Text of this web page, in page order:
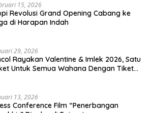
15, 2026
Revolusi Grand Opening Cabang ke
di Harapan Indah
29, 2026
Rayakan Valentine & Imlek 2026, Satu
Untuk Semua Wahana Dengan Tiket
13, 2026
Conference Film “Penerbangan